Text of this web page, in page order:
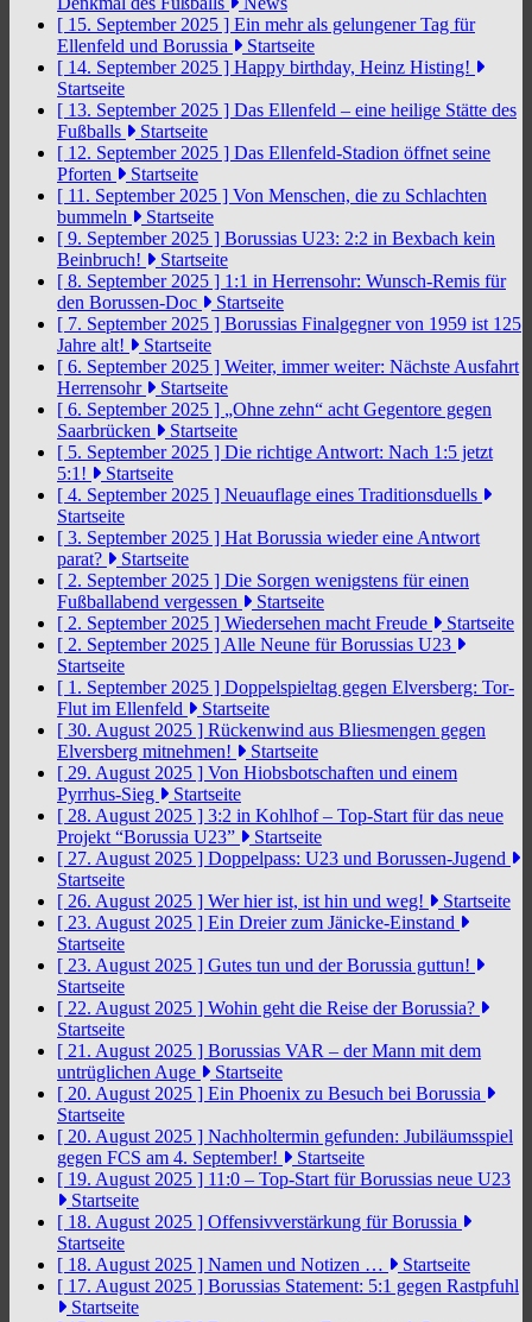
[ 15. September 2025 ] Ein mehr als gelungener Tag für
Ellenfeld und Borussia
Startseite
[ 14. September 2025 ] Happy birthday, Heinz Histing!
Startseite
[ 13. September 2025 ] Das Ellenfeld – eine heilige Stätte des
Fußballs
Startseite
[ 12. September 2025 ] Das Ellenfeld-Stadion öffnet seine
Pforten
Startseite
[ 11. September 2025 ] Von Menschen, die zu Schlachten
bummeln
Startseite
[ 9. September 2025 ] Borussias U23: 2:2 in Bexbach kein
Beinbruch!
Startseite
[ 8. September 2025 ] 1:1 in Herrensohr: Wunsch-Remis für
den Borussen-Doc
Startseite
[ 7. September 2025 ] Borussias Finalgegner von 1959 ist 125
Jahre alt!
Startseite
[ 6. September 2025 ] Weiter, immer weiter: Nächste Ausfahrt
Herrensohr
Startseite
[ 6. September 2025 ] „Ohne zehn“ acht Gegentore gegen
Saarbrücken
Startseite
[ 5. September 2025 ] Die richtige Antwort: Nach 1:5 jetzt
5:1!
Startseite
[ 4. September 2025 ] Neuauflage eines Traditionsduells
Startseite
[ 3. September 2025 ] Hat Borussia wieder eine Antwort
parat?
Startseite
[ 2. September 2025 ] Die Sorgen wenigstens für einen
Fußballabend vergessen
Startseite
[ 2. September 2025 ] Wiedersehen macht Freude
Startseite
[ 2. September 2025 ] Alle Neune für Borussias U23
Startseite
[ 1. September 2025 ] Doppelspieltag gegen Elversberg: Tor-
Flut im Ellenfeld
Startseite
[ 30. August 2025 ] Rückenwind aus Bliesmengen gegen
Elversberg mitnehmen!
Startseite
[ 29. August 2025 ] Von Hiobsbotschaften und einem
Pyrrhus-Sieg
Startseite
[ 28. August 2025 ] 3:2 in Kohlhof – Top-Start für das neue
Projekt “Borussia U23”
Startseite
[ 27. August 2025 ] Doppelpass: U23 und Borussen-Jugend
Startseite
[ 26. August 2025 ] Wer hier ist, ist hin und weg!
Startseite
[ 23. August 2025 ] Ein Dreier zum Jänicke-Einstand
Startseite
[ 23. August 2025 ] Gutes tun und der Borussia guttun!
Startseite
[ 22. August 2025 ] Wohin geht die Reise der Borussia?
Startseite
[ 21. August 2025 ] Borussias VAR – der Mann mit dem
untrüglichen Auge
Startseite
[ 20. August 2025 ] Ein Phoenix zu Besuch bei Borussia
Startseite
[ 20. August 2025 ] Nachholtermin gefunden: Jubiläumsspiel
gegen FCS am 4. September!
Startseite
[ 19. August 2025 ] 11:0 – Top-Start für Borussias neue U23
Startseite
[ 18. August 2025 ] Offensivverstärkung für Borussia
Startseite
[ 18. August 2025 ] Namen und Notizen …
Startseite
[ 17. August 2025 ] Borussias Statement: 5:1 gegen Rastpfuhl
Startseite